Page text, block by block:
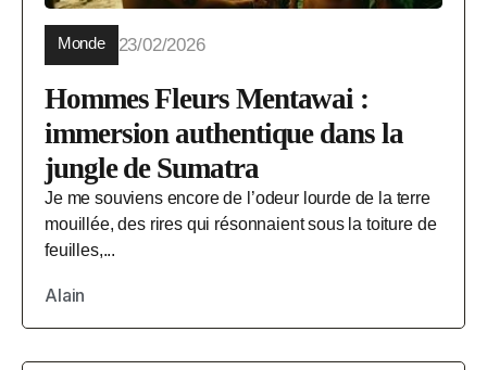
Monde 23/02/2026
Hommes Fleurs Mentawai :
immersion authentique dans la
jungle de Sumatra
Je me souviens encore de l’odeur lourde de la terre
mouillée, des rires qui résonnaient sous la toiture de
feuilles,...
Alain